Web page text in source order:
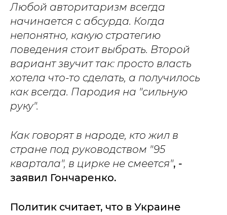
Любой авторитаризм всегда
начинается с абсурда. Когда
непонятно, какую стратегию
поведения стоит выбрать. Второй
вариант звучит так: просто власть
хотела что-то сделать, а получилось
как всегда. Пародия на "сильную
руку".
Как говорят в народе, кто жил в
стране под руководством "95
квартала", в цирке не смеется", -
заявил Гончаренко.
Политик считает, что в Украине